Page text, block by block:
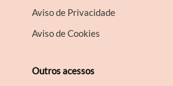
Aviso de Privacidade
Aviso de Cookies
Outros acessos